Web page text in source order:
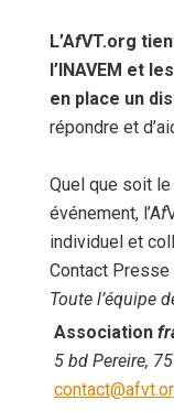
L’AfVT.org
l’INAVEM et
en place un
répondre et
Quel que soit
événement, l’Af
individuel et
Contact Presse
Toute l’équipe
Association
5 bd Pereire,
con